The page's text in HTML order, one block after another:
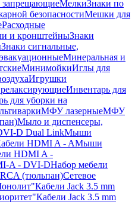
запрещающиеМелкиЗнаки по
безопасностиМешки для
Расходные
и кронштейныЗнаки
Знаки сигнальные,
Минеральная и
МинимойкиИглы для
Игрушки
Инвентарь для
для уборки на
МФУ лазерныеМФУ
Мыло и диспенсеры,
D Dual LinkМыши
HDMI A - AМыши
HDMI A -
A - DVI-DНабор мебели
(тюльпан)Сетевое
Кабели Jack 3.5 mm
Кабели Jack 3.5 mm